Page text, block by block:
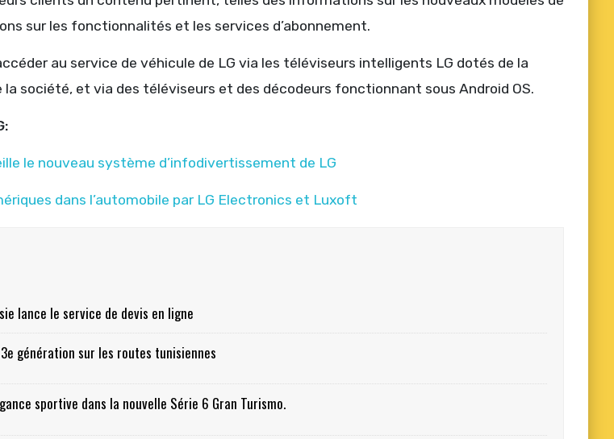
sur les fonctionnalités et les services d’abonnement.
au service de véhicule de LG via les téléviseurs intelligents LG dotés de la
société, et via des téléviseurs et des décodeurs fonctionnant sous Android OS.
le nouveau système d’infodivertissement de LG
dans l’automobile par LG Electronics et Luxoft
lance le service de devis en ligne
3e génération sur les routes tunisiennes
sportive dans la nouvelle Série 6 Gran Turismo.